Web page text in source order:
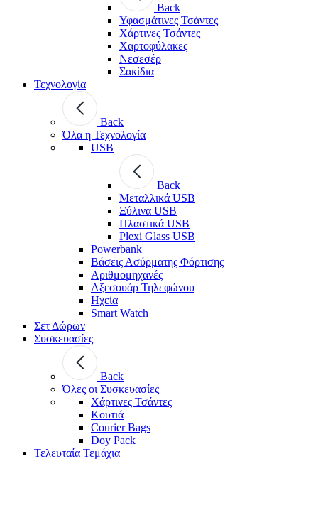
Back
Υφασμάτινες Τσάντες
Χάρτινες Τσάντες
Χαρτοφύλακες
Νεσεσέρ
Σακίδια
Τεχνολογία
Back
Όλα η Τεχνολογία
USB
Back
Μεταλλικά USB
Ξύλινα USB
Πλαστικά USB
Plexi Glass USB
Powerbank
Βάσεις Ασύρματης Φόρτισης
Αριθμομηχανές
Αξεσουάρ Τηλεφώνου
Ηχεία
Smart Watch
Σετ Δώρων
Συσκευασίες
Back
Όλες οι Συσκευασίες
Χάρτινες Τσάντες
Κουτιά
Courier Bags
Doy Pack
Τελευταία Τεμάχια